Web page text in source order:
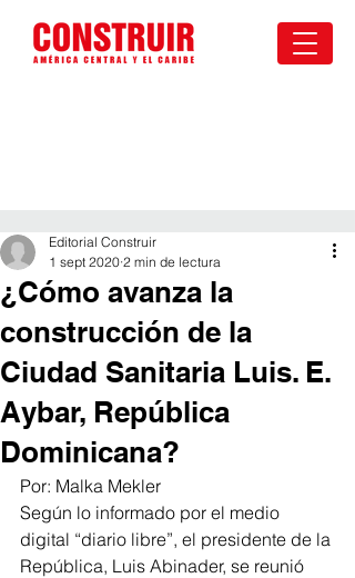
¿Cómo avanza la
construcción de la
Ciudad Sanitaria Luis. E.
Aybar, República
Dominicana?
Editorial Construir
1 sept 2020 2 min de lectura
Por: Malka Mekler
Según lo informado por el medio
digital “diario libre”, el presidente de la
República, Luis Abinader, se reunió